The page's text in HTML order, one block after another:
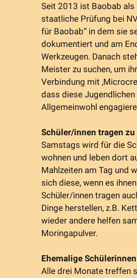
Seit 2013 ist Baobab als
staatliche Prüfung bei
für Baobab“ in dem sie
dokumentiert und am
Werkzeugen. Danach
Meister zu suchen, um
Verbindung mit
dass diese
Allgemeinwohl
Schüler/innen tragen zu
Samstags wird für die
wohnen und leben dort
Mahlzeiten am Tag und
sich diese, wenn es
Schüler/innen tragen
Dinge herstellen, z.B.
wieder andere helfen
Moringapulver.
Ehemalige
Alle drei Monate treffen